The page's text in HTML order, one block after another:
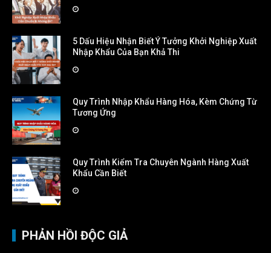
5 Dấu Hiệu Nhận Biết Ý Tưởng Khởi Nghiệp Xuất
Nhập Khẩu Của Bạn Khả Thi
Quy Trình Nhập Khẩu Hàng Hóa, Kèm Chứng Từ
Tương Ứng
Quy Trình Kiểm Tra Chuyên Ngành Hàng Xuất
Khẩu Cần Biết
PHẢN HỒI ĐỘC GIẢ